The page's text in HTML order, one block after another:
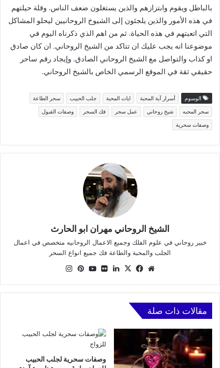
بالباطل ويقوم وابتزازهم والذين يستغلون ضعف الناس. وقلة حيلتهم
في هذه الأمور والذين يلجئون إلى الشيوخ الروحانيين ليحلو المشاكل
التي اتعبتهم في هذه الحياة. ثم من اهم الذي ذكرناه اليوم في
موضوعنا انه يجب عليك ان تتاكد من الشيخ الروحاني. ان كان صادق
او كذاب والتواصل مع الشيخ الروحاني الصادق. وإيجاد رقم ساحر
حقيقي ثقة في الموقع الرسمي الخاص بالشيخ الروحاني.
الوسوم أسرار آية المحبة ايات المحبة جلب الحبيب
سحر الطاعة
سحر المحبه
شيخ روحاني عمل سحر فك السحر
وصفات القبول
وصفات سحرية
الشيخ الروحاني مهران ابو الحارث
خبير روحاني في علوم الفلك وجميع الاعمال الروحانيه متخصص في اعمال
الجلب والمحبة والطاعة فك جميع انواع السحر
موقعفيسبوك
X لينكدإن
صور
فليكر
يوتيوببينتيريست
مقالات ذات صلة
وصفات سحرية لجلب الحبيب